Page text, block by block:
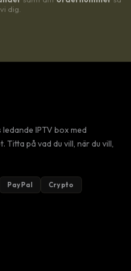
dig.
IPTV box med
på vad du vill, när du vill,
PayPal Crypto